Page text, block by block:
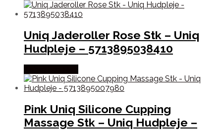
Uniq Jaderoller Rose Stk – Uniq
Hudpleje – 5713895038410
Pink Uniq Silicone Cupping
Massage Stk – Uniq Hudpleje –